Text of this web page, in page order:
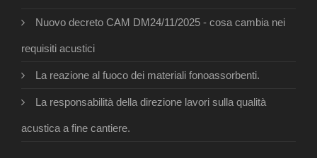
Nuovo decreto CAM DM24/11/2025 - cosa cambia nei
requisiti acustici
La reazione al fuoco dei materiali fonoassorbenti.
La responsabilità della direzione lavori sulla qualità
acustica a fine cantiere.